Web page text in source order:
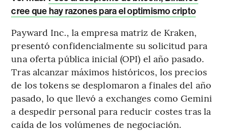
cree que hay razones para el optimismo cripto
Payward Inc., la empresa matriz de Kraken,
presentó confidencialmente su solicitud para
una oferta pública inicial (OPI) el año pasado.
Tras alcanzar máximos históricos, los precios
de los tokens se desplomaron a finales del año
pasado, lo que llevó a exchanges como Gemini
a despedir personal para reducir costes tras la
caída de los volúmenes de negociación.